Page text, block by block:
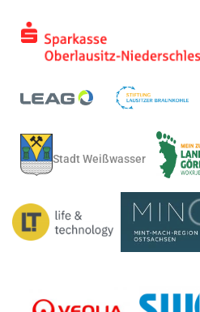
Stadt Weißwasser